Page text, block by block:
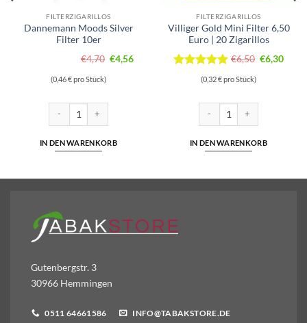
FILTERZIGARILLOS
Dannemann Moods Silver
Filter 10er
€4,70 Ursprünglicher
€4,56
(0,46 € pro Stück)
IN DEN WARENKORB
FILTERZIGARILLOS
Villiger Gold Mini Filter 6,50
Euro | 20 Zigarillos
Bewertet
von
€6,50 €6,30
(0,32 € pro Stück)
IN DEN WARENKORB
Gutenbergstr. 3
30966 Hemmingen
0511 64661586 INFO@TABAKSTORE.DE